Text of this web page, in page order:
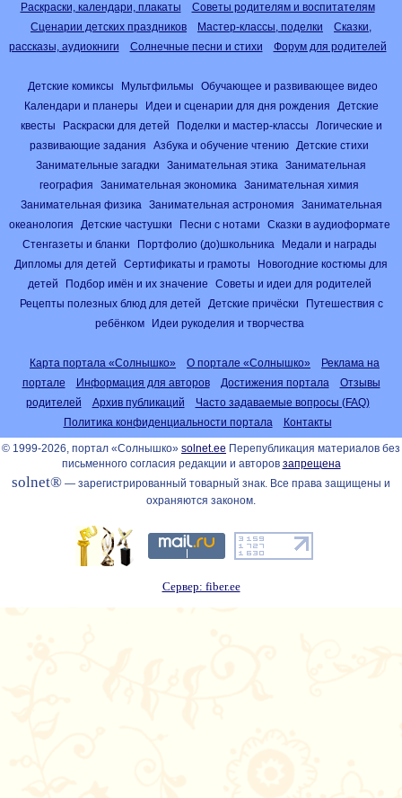
Раскраски, календари, плакаты
Советы родителям и воспитателям
Сценарии детских праздников
Мастер-классы, поделки
Сказки,
рассказы, аудиокниги
Солнечные песни и стихи Форум для родителей
Детские комиксы Мультфильмы
Обучающее и развивающее видео
Календари и планеры
Идеи и сценарии для дня рождения
Детские
квесты
Раскраски для детей Поделки и мастер-классы
Логические и
развивающие задания
Азбука и обучение чтению
Детские стихи
Занимательные загадки
Занимательная этика
Занимательная
география
Занимательная экономика
Занимательная химия
Занимательная физика
Занимательная астрономия
Занимательная
океанология
Детские частушки Песни с нотами
Сказки в аудиоформате
Стенгазеты и бланки
Портфолио (до)школьника
Медали и награды
Дипломы для детей
Сертификаты и грамоты
Новогодние костюмы для
детей
Подбор имён и их значение
Советы и идеи для родителей
Рецепты полезных блюд для детей
Детские причёски
Путешествия с
ребёнком
Идеи рукоделия и творчества
Карта портала «Солнышко» О портале «Солнышко»
Реклама на
портале
Информация для авторов Достижения портала
Отзывы
родителей
Архив публикаций
Часто задаваемые вопросы (FAQ)
Политика конфиденциальности портала
Контакты
© 1999-2026, портал «Солнышко» solnet.ee Перепубликация материалов без
письменного согласия редакции и авторов запрещена
solnet® — зарегистрированный товарный знак. Все права защищены и
охраняются законом.
Сервер: fiber.ee